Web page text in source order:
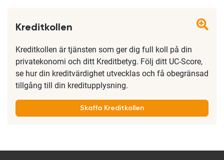
Kreditkollen
Kreditkollen är tjänsten som ger dig full koll på din
privatekonomi och ditt Kreditbetyg. Följ ditt UC-Score,
se hur din kreditvärdighet utvecklas och få obegränsad
tillgång till din kreditupplysning.
Skaffa Kreditkollen